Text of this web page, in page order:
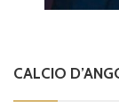
CALCIO